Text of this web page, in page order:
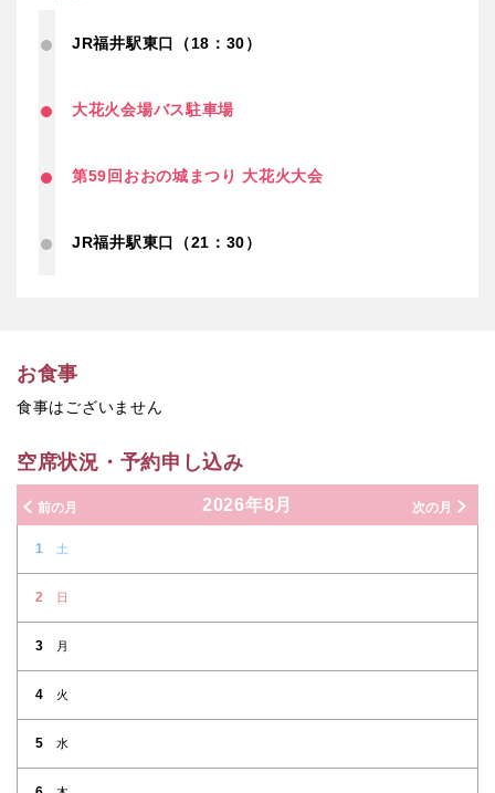
JR福井駅東口（18：30）
大花火会場バス駐車場
第59回おおの城まつり 大花火大会
JR福井駅東口（21：30）
お食事
食事はございません
空席状況・予約申し込み
前の月 2026年8月 次の月
1 土
2 日
3 月
4 火
5 水